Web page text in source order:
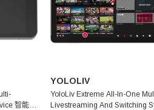
智能手
YOLOLIV
YoloLiv Extreme All-In-One
Livestreaming And Switching